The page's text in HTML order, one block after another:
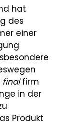
hat
des
einer
finalfirm
in der
Produkt